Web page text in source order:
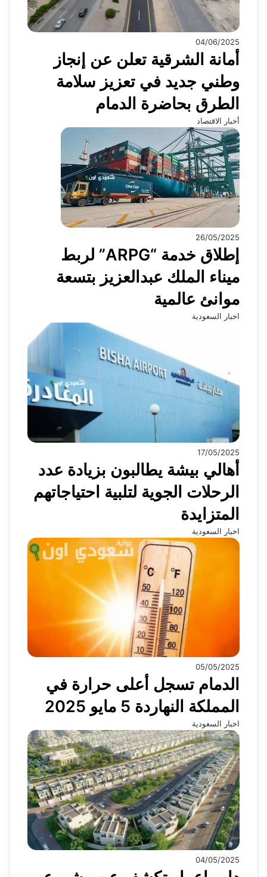
04/06/2025
أمانة الشرقية تعلن عن إنجاز
وطني جديد في تعزيز سلامة
الطرق بحاضرة الدمام
أخبار الاقتصاد
26/05/2025
إطلاق خدمة “ARPG” لربط
ميناء الملك عبدالعزيز بتسعة
موانئ عالمية
اخبار السعودية
17/05/2025
أهالي بيشة يطالبون بزيادة عدد
الرحلات الجوية لتلبية احتياجاتهم
المتزايدة
اخبار السعودية
05/05/2025
الدمام تسجل أعلى حرارة في
المملكة النهاردة 5 مايو 2025
اخبار السعودية
04/05/2025